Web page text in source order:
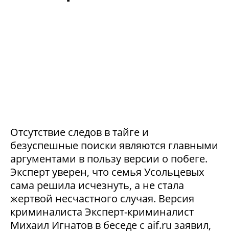
Отсутствие следов в тайге и
безуспешные поиски являются главными
аргументами в пользу версии о побеге.
Эксперт уверен, что семья Усольцевых
сама решила исчезнуть, а не стала
жертвой несчастного случая. Версия
криминалиста Эксперт-криминалист
Михаил Игнатов в беседе с aif.ru заявил,